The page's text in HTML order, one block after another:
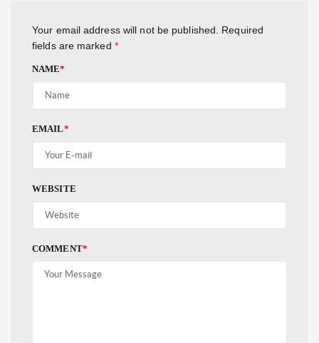
Your email address will not be published.
Required
fields are marked *
NAME*
EMAIL*
WEBSITE
COMMENT*